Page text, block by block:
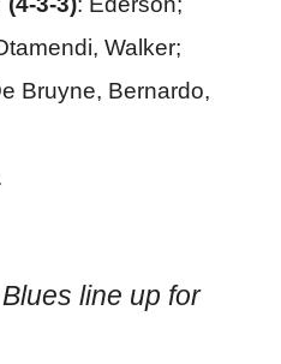
Walker;
Bruyne, Bernardo,
line up for